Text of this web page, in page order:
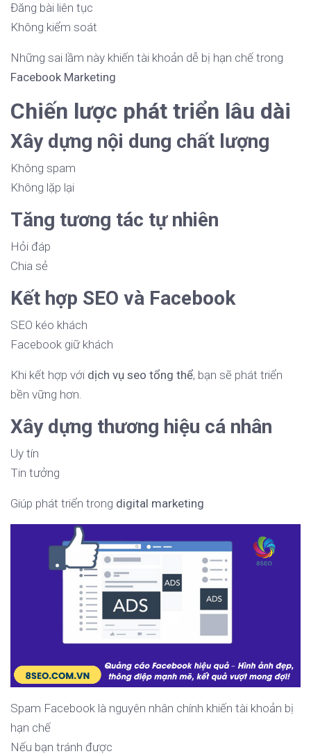
Đăng bài liên tục
Không kiểm soát
Những sai lầm này khiến tài khoản dễ bị hạn chế trong
Facebook Marketing
Chiến lược phát triển lâu dài
Xây dựng nội dung chất lượng
Không spam
Không lặp lại
Tăng tương tác tự nhiên
Hỏi đáp
Chia sẻ
Kết hợp SEO và Facebook
SEO kéo khách
Facebook giữ khách
Khi kết hợp với dịch vụ seo tổng thể, bạn sẽ phát triển
bền vững hơn.
Xây dựng thương hiệu cá nhân
Uy tín
Tin tưởng
Giúp phát triển trong digital marketing
Spam Facebook là nguyên nhân chính khiến tài khoản bị
hạn chế
Nếu bạn tránh được